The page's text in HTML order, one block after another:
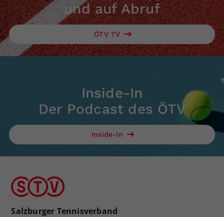
und auf Abruf
ÖTV TV
Inside-In
Der Podcast des ÖTV
Inside-In
Salzburger Tennisverband